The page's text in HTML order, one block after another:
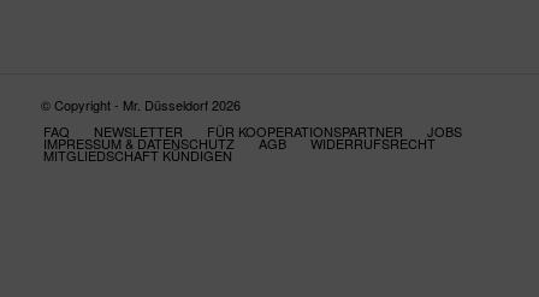
© Copyright - Mr. Düsseldorf 2026
FAQ
NEWSLETTER FÜR KOOPERATIONSPARTNER JOBS
IMPRESSUM & DATENSCHUTZ AGB WIDERRUFSRECHT
MITGLIEDSCHAFT KÜNDIGEN